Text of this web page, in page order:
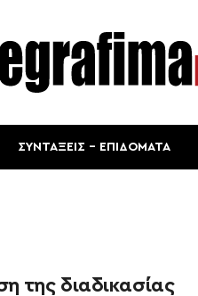
ΣΥΝΤΑΞΕΙΣ – ΕΠΙΔΟΜΑΤΑ
της διαδικασίας